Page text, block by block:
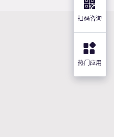
扫码咨询
热门应用